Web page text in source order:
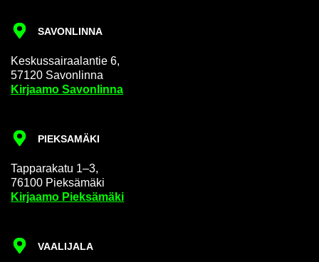
SA­VON­LIN­NA
Kes­kus­sai­raa­lan­tie 6,
57120 Sa­von­lin­na
Kir­jaa­mo Sa­von­lin­na
PIEK­SA­MÄ­KI
Tap­pa­ra­ka­tu 1–3,
76100 Piek­sä­mä­ki
Kir­jaa­mo Piek­sä­mä­ki
VAA­LI­JA­LA